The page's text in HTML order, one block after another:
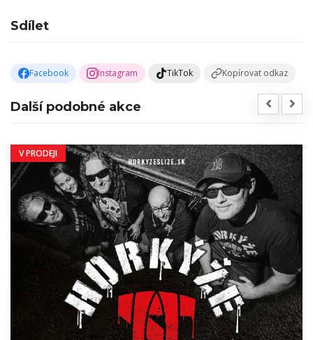
Sdílet
Facebook Instagram TikTok Kopírovat odkaz
Další podobné akce
V PRODEJI